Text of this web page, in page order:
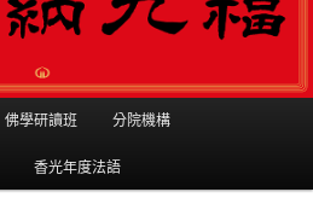
佛學研讀班 分院機構
香光年度法語